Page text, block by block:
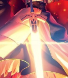
史（集英社「週刊少
載）監督：伊達勇
隅沢克之キャラクタ
尾鉄也 鈴木博文美
楽：六三四プロジ
アニメーション制作
（スタジオぴえろ）